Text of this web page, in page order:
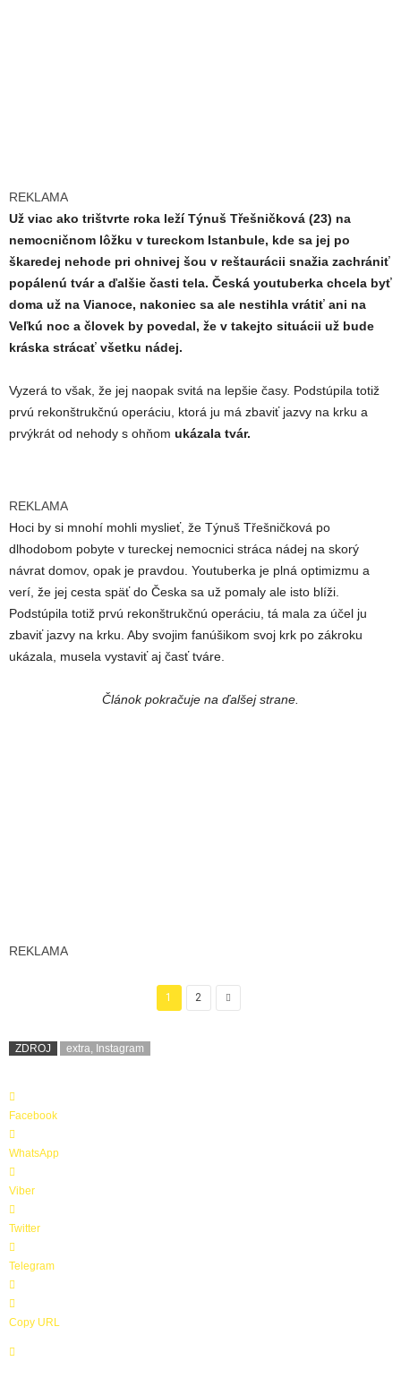
REKLAMA
Už viac ako trištvrte roka leží Týnuš Třešničková (23) na
nemocničnom lôžku v tureckom Istanbule, kde sa jej po
škaredej nehode pri ohnivej šou v reštaurácii snažia zachrániť
popálenú tvár a ďalšie časti tela. Česká youtuberka chcela byť
doma už na Vianoce, nakoniec sa ale nestihla vrátiť ani na
Veľkú noc a človek by povedal, že v takejto situácii už bude
kráska strácať všetku nádej.
Vyzerá to však, že jej naopak svitá na lepšie časy. Podstúpila totiž
prvú rekonštrukčnú operáciu, ktorá ju má zbaviť jazvy na krku a
prvýkrát od nehody s ohňom ukázala tvár.
REKLAMA
Hoci by si mnohí mohli myslieť, že Týnuš Třešničková po
dlhodobom pobyte v tureckej nemocnici stráca nádej na skorý
návrat domov, opak je pravdou. Youtuberka je plná optimizmu a
verí, že jej cesta späť do Česka sa už pomaly ale isto blíži.
Podstúpila totiž prvú rekonštrukčnú operáciu, tá mala za účel ju
zbaviť jazvy na krku. Aby svojim fanúšikom svoj krk po zákroku
ukázala, musela vystaviť aj časť tváre.
Článok pokračuje na ďalšej strane.
REKLAMA
1 2
ZDROJ extra, Instagram
Facebook
WhatsApp
Viber
Twitter
Telegram
Copy URL